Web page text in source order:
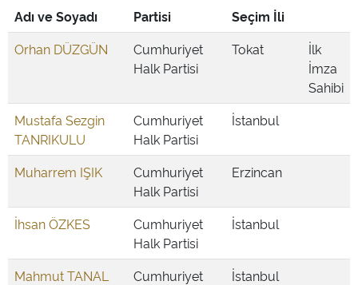
Adı ve Soyadı Partisi
Seçim İli
Orhan DÜZGÜN
Cumhuriyet
Halk Partisi
Tokat
İlk
İmza
Sahibi
Mustafa Sezgin
TANRIKULU
Cumhuriyet
Halk Partisi
İstanbul
Muharrem IŞIK
Cumhuriyet
Halk Partisi
Erzincan
İhsan ÖZKES
Cumhuriyet
Halk Partisi
İstanbul
Mahmut TANAL
Cumhuriyet
İstanbul